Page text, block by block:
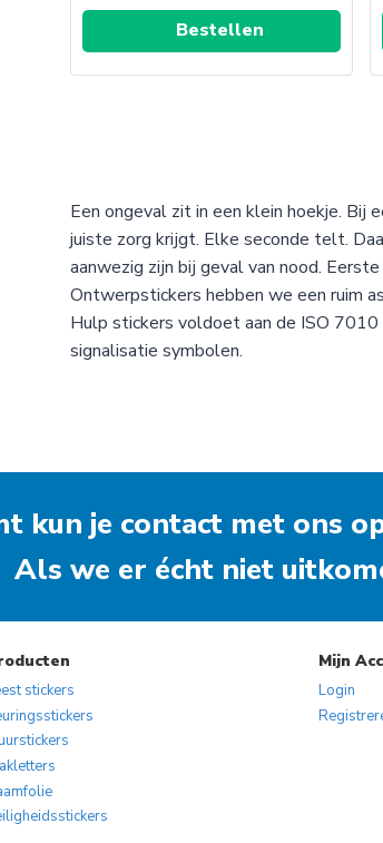
Bestellen
variaties.
Deze
optie
kan
gekozen
worden
Een ongeval zit in een klein hoekje.
juiste zorg krijgt. Elke seconde telt.
aanwezig zijn bij geval van nood.
Ontwerpstickers hebben we een ruim
Hulp stickers voldoet aan de ISO
signalisatie symbolen.
kun je contact met ons
Als we er écht niet
stickers
Mijn
Login